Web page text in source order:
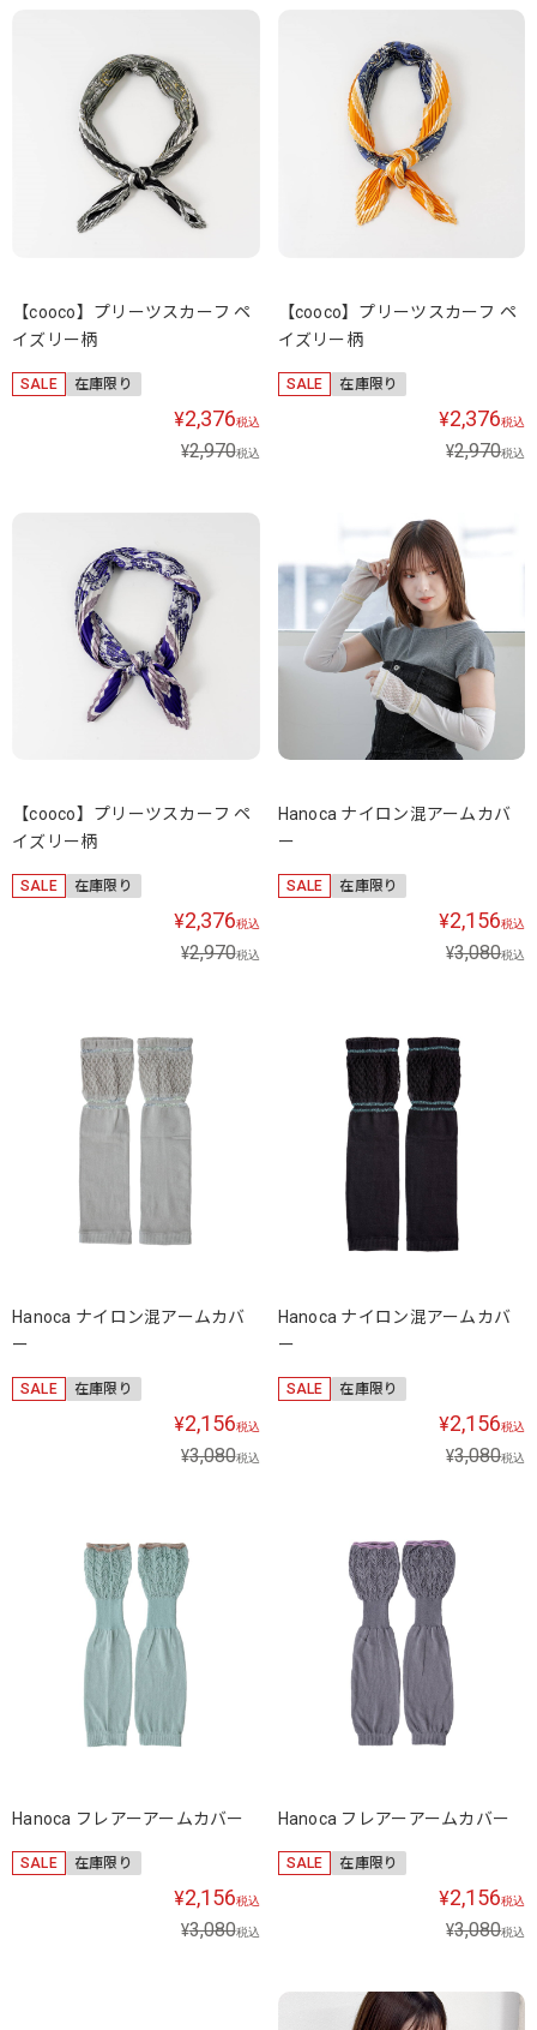
【cooco】プリーツスカーフ ペ
イズリー柄
SALE 在庫限り
¥2,376税込
¥2,970税込
【cooco】プリーツスカーフ ペ
イズリー柄
SALE 在庫限り
¥2,376税込
¥2,970税込
【cooco】プリーツスカーフ ペ
イズリー柄
SALE 在庫限り
¥2,376税込
¥2,970税込
Hanoca ナイロン混アームカバ
ー
SALE 在庫限り
¥2,156税込
¥3,080税込
Hanoca ナイロン混アームカバ
ー
SALE 在庫限り
¥2,156税込
¥3,080税込
Hanoca ナイロン混アームカバ
ー
SALE 在庫限り
¥2,156税込
¥3,080税込
Hanoca フレアーアームカバー
SALE 在庫限り
¥2,156税込
¥3,080税込
Hanoca フレアーアームカバー
SALE 在庫限り
¥2,156税込
¥3,080税込